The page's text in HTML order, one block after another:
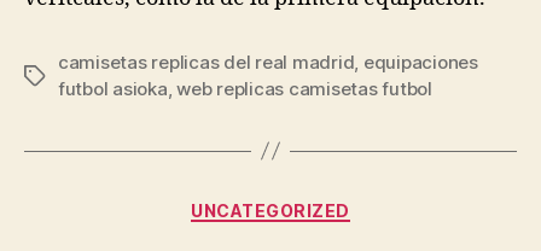
Etiquetas
camisetas replicas del real madrid equipaciones
futbol asioka ,web replicas camisetas futbol
Categorías
UNCATEGORIZED